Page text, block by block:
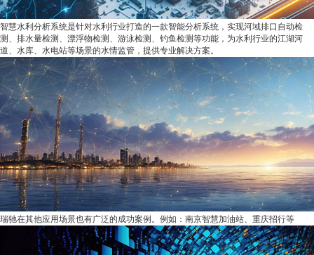
智慧水利分析系统是针对水利行业打造的一款智能分析系统，实现河域排口自动检
测、排水量检测、漂浮物检测、游泳检测、钓鱼检测等功能，为水利行业的江湖河
道、水库、水电站等场景的水情监管，提供专业解决方案。
瑞驰在其他应用场景也有广泛的成功案例。例如：南京智慧加油站、重庆招行等